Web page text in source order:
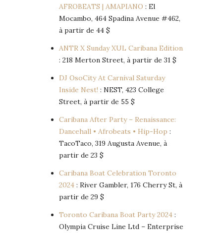
AFROBEATS | AMAPIANO : El
Mocambo, 464 Spadina Avenue #462,
à partir de 44 $
ANTR X Sunday XUL Caribana Edition
: 218 Merton Street, à partir de 31 $
DJ OsoCity At Carnival Saturday
Inside Nest! : NEST, 423 College
Street, à partir de 55 $
Caribana After Party – Renaissance:
Dancehall • Afrobeats • Hip-Hop :
TacoTaco, 319 Augusta Avenue, à
partir de 23 $
Caribana Boat Celebration Toronto
2024 : River Gambler, 176 Cherry St, à
partir de 29 $
Toronto Caribana Boat Party 2024 :
Olympia Cruise Line Ltd – Enterprise